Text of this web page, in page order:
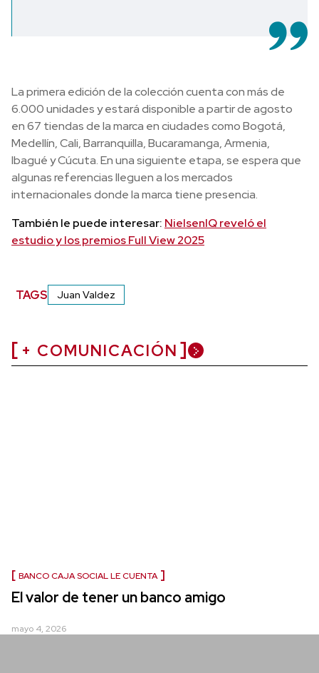
La primera edición de la colección cuenta con más de
6.000 unidades y estará disponible a partir de agosto
en 67 tiendas de la marca en ciudades como Bogotá,
Medellín, Cali, Barranquilla, Bucaramanga, Armenia,
Ibagué y Cúcuta. En una siguiente etapa, se espera que
algunas referencias lleguen a los mercados
internacionales donde la marca tiene presencia.
También le puede interesar: NielsenIQ reveló el
estudio y los premios Full View 2025
TAGS Juan Valdez
+ COMUNICACIÓN
BANCO CAJA SOCIAL LE CUENTA
El valor de tener un banco amigo
mayo 4, 2026